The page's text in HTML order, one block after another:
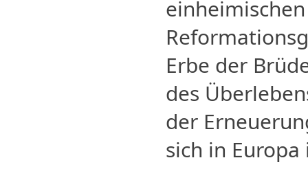
einheimischen
Erbe der
des
der
sich in